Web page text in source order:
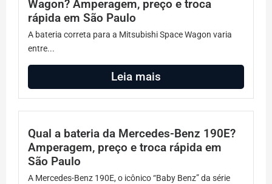
Wagon? Amperagem, preço e troca
rápida em São Paulo
A bateria correta para a Mitsubishi Space Wagon varia
entre...
Leia mais
Qual a bateria da Mercedes-Benz 190E?
Amperagem, preço e troca rápida em
São Paulo
A Mercedes-Benz 190E, o icônico “Baby Benz” da série